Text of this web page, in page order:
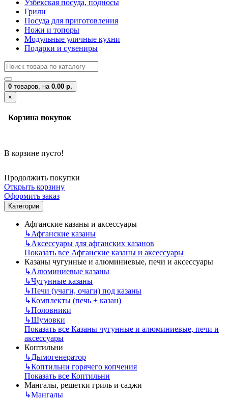
Узбекская посуда, подносы
Грили
Посуда для приготовления
Ножи и топоры
Модульные уличные кухни
Подарки и сувениры
0 товаров, на 0.00 р.
×
Корзина покупок
В корзине пусто!
Продолжить покупки
Открыть корзину
Оформить заказ
Категории
Афганские казаны и аксессуары
↳Афганские казаны
↳Аксессуары для афганских казанов
Показать все Афганские казаны и аксессуары
Казаны чугунные и алюминиевые, печи и аксессуары
↳Алюминиевые казаны
↳Чугунные казаны
↳Печи (учаги, очаги) под казаны
↳Комплекты (печь + казан)
↳Половники
↳Шумовки
Показать все Казаны чугунные и алюминиевые, печи и
аксессуары
Коптильни
↳Дымогенератор
↳Коптильни горячего копчения
Показать все Коптильни
Мангалы, решетки гриль и саджи
↳Мангалы